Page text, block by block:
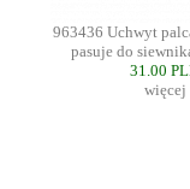
963436 Uchwyt
pasuje do
31.00
więcej